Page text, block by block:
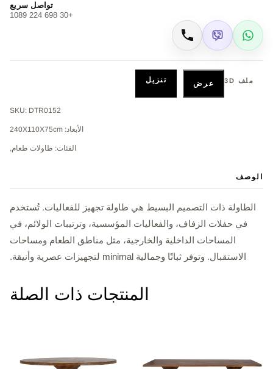
تواصل سريع
+30 698 224 1089
WhatsApp
Viber اتصال
ملف 3D عرض تنزيل
SKU: DTR0152
الأبعاد: 240Χ110Χ75cm
الفئات: طاولات طعام,
الوصف
الطاولة ذات التصميم البسيط هي طاولة تجهيز للفعاليات. تُستخدم
في حفلات الزفاف، والفعاليات المؤسسية، وترتيبات الولائم، في
المساحات الداخلية والخارجية، مثل مناطق الطعام ومساحات
الاستقبال. وتوفر ثباتًا وجمالية minimal لتجهيزات عصرية وأنيقة.
المنتجات ذات الصلة